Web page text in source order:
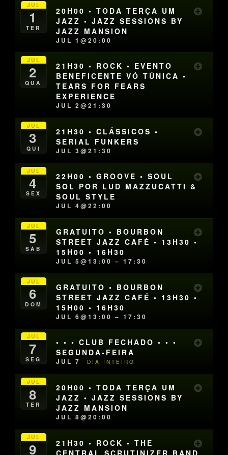
JUL
1
TER
20H00 • TODA TERÇA UM
JAZZ • JAZZ SESSIONS BY
JAZZ MANSION
JUL 1@20:00
JUL
2
QUA
21H30 • ROCK • EVENTO
BENEFICENTE VÓ TÚNICA •
TEARS FOR FEARS
EXPERIENCE
JUL 2@21:30
JUL
3
QUI
21H30 • CLÁSSICOS •
SERIAL FUNKERS
JUL 3@21:30
JUL
4
SEX
22H00 • GROOVE • SOUL
SOL POR LUD MAZZUCATTI &
SOUL STYLE
JUL 4@22:00
JUL
5
SÁB
GRATUITO • BOURBON
STREET JAZZ CAFÉ • 13H30 •
15H00 • 16H30
JUL 5@13:00 – 17:30
JUL
6
DOM
GRATUITO • BOURBON
STREET JAZZ CAFÉ • 13H30 •
15H00 • 16H30
JUL 6@13:00 – 17:30
JUL
7
SEG
• • • CLUB FECHADO • • •
SEGUNDA-FEIRA
JUL 7 DIA INTEIRO
JUL
8
TER
20H00 • TODA TERÇA UM
JAZZ • JAZZ SESSIONS BY
JAZZ MANSION
JUL 8@20:00
JUL
9
21H30 • ROCK • THE
CENTRAL SCRUTINIZER BAND